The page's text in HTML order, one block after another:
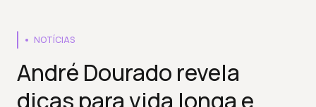
NOTÍCIAS
André Dourado revela
dicas para vida longa e